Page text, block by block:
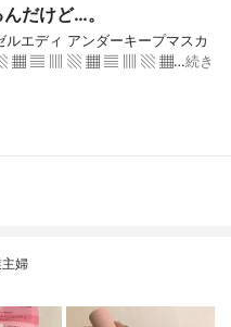
だけど…。
ィ アンダーキープマスカ
）▧ ▦ ▤ ▥ ▧ ▦ ▤ ▥ ▧ ▦…続き
婦